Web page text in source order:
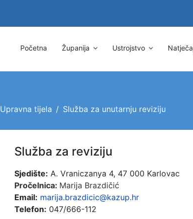
Početna Županija Ustrojstvo
Upravna tijela Služba za unutarnju reviziju
Služba za reviziju
Sjedište: A. Vraniczanya 4, 47 000 Karlovac
Pročelnica: Marija Brazdičić
Email: marija.brazdicic@kazup.hr
Telefon: 047/666-112